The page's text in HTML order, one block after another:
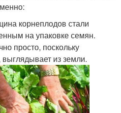
корнеплодов стали
на упаковке семян.
просто, поскольку
из земли.